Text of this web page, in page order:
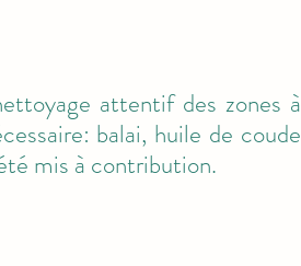
attentif des zones à
balai, huile de coude
mis à contribution.